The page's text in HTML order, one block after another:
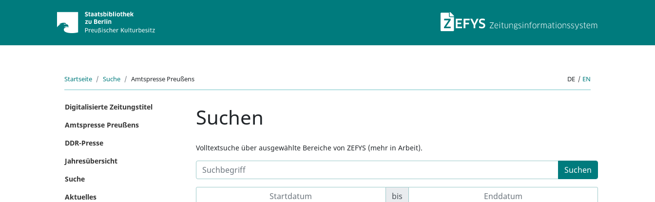
ZEFYS
Startseite Suche Amtspresse Preußens DE | EN
Digitalisierte Zeitungstitel
Amtspresse Preußens
DDR-Presse
Jahresübersicht
Suche
Aktuelles
Suchen
Volltextsuche über ausgewählte Bereiche von ZEFYS (mehr in Arbeit).
Suchen
bis